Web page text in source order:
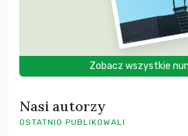
Zobacz wszystkie
Nasi autorzy
OSTATNIO PUBLIKOWALI